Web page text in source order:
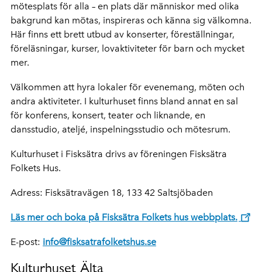
mötesplats för alla – en plats där människor med olika
bakgrund kan mötas, inspireras och känna sig välkomna.
Här finns ett brett utbud av konserter, föreställningar,
föreläsningar, kurser, lovaktiviteter för barn och mycket
mer.
Välkommen att hyra lokaler för evenemang, möten och
andra aktiviteter. I kulturhuset finns bland annat en sal
för konferens, konsert, teater och liknande, en
dansstudio, ateljé, inspelningsstudio och mötesrum.
Kulturhuset i Fisksätra drivs av föreningen Fisksätra
Folkets Hus.
Adress: Fisksätravägen 18, 133 42 Saltsjöbaden
Läs mer och boka på Fisksätra Folkets hus webbplats.
E-post: info@fisksatrafolketshus.se
Kulturhuset Älta